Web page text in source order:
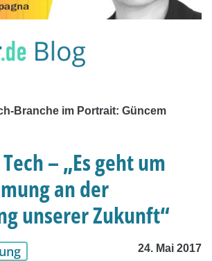
Branche im Portrait: Güncem
– „Es geht um
an der
unserer Zukunft“
24. Mai 2017